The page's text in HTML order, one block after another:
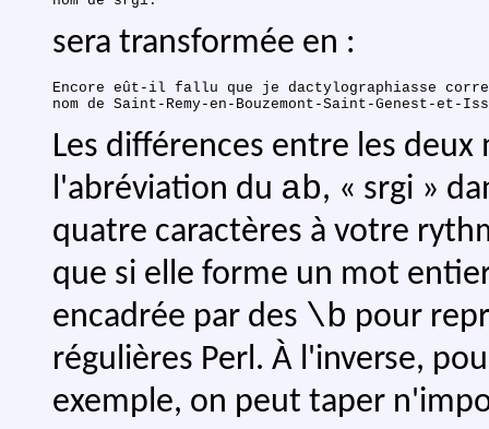
sera transformée en :
Encore eût-il fallu que je dactylographiasse
Les différences entre les
l'abréviation du ab, « srgi »
quatre caractères à votre
que si elle forme un mot
encadrée par des \b pour
régulières Perl. À l'inverse,
exemple, on peut taper